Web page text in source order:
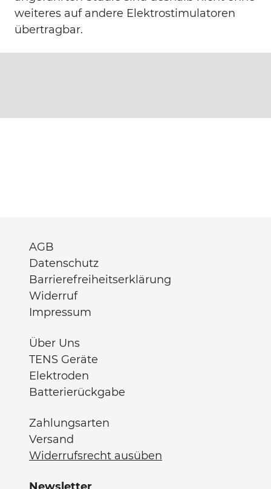
weiteres auf andere Elektrostimulatoren
übertragbar.
AGB
Datenschutz
Barrierefreiheitserklärung
Widerruf
Impressum
Über Uns
TENS Geräte
Elektroden
Batterierückgabe
Zahlungsarten
Versand
Widerrufsrecht ausüben